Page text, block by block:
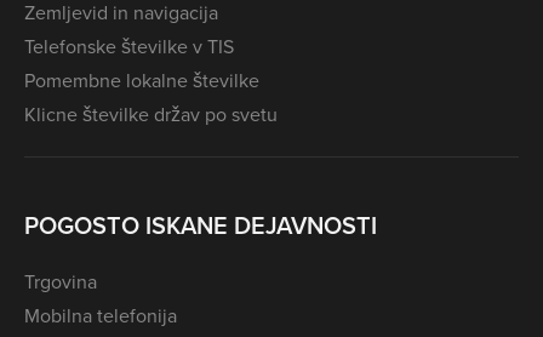
Zemljevid in navigacija
Telefonske številke v TIS
Pomembne lokalne številke
Klicne številke držav po svetu
POGOSTO ISKANE DEJAVNOSTI
Trgovina
Mobilna telefonija